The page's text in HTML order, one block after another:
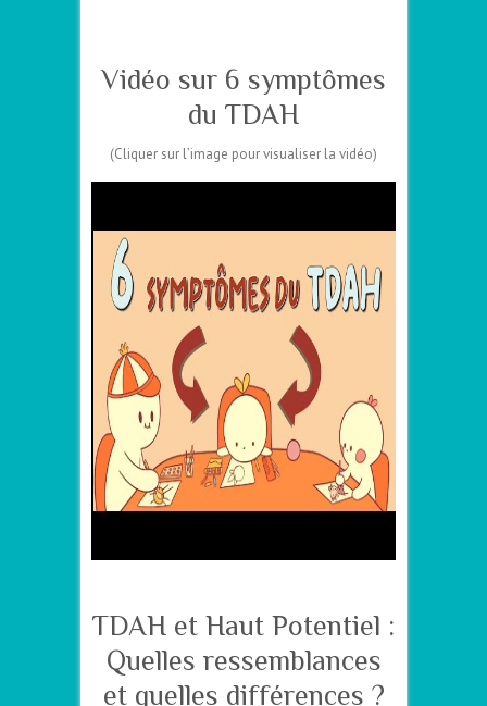
Vidéo sur 6 symptômes
du TDAH
(Cliquer sur l’image pour visualiser la vidéo)
TDAH et Haut Potentiel :
Quelles ressemblances
et quelles différences ?